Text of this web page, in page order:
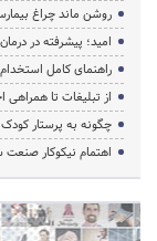
روشن ماند چراغ
امید؛ پیشرفته در
راهنمای کامل
از تبلیغات تا
چگونه به پرستار کودک
اهتمام نیکوکار صنعت